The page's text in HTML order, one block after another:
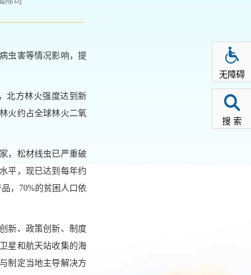
虫害等情况影响，提
北方林火强度达到新
火约占全球林火二氧
，松材线虫已严重破
平，现已达到每年约
，70%的贫困人口依
新、政策创新、制度
星和航天站收集的海
制定当地主导解决方
无障碍
搜 索